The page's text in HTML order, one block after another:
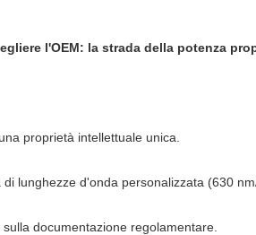
l'OEM: la strada della potenza
proprietà intellettuale unica.
di lunghezze d'onda personalizzata (630
documentazione regolamentare.